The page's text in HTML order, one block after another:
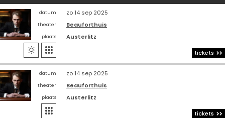
datum zo 14 sep 2025
theater Beauforthuis
plaats Austerlitz
  tickets
datum zo 14 sep 2025
theater Beauforthuis
plaats Austerlitz
 tickets